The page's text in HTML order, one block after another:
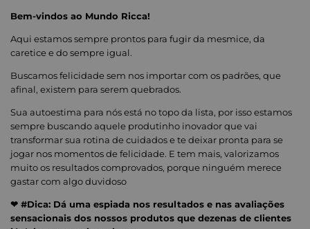
Bem-vindos ao Mundo Ricca!
Aqui estamos sempre prontos para fugir da mesmice, da
caretice e do sempre igual.
Buscamos felicidade sem nos importar com os padrões, que
afinal, existem para serem quebrados.
Sua autoestima para nós está no topo da lista, por isso estamos
sempre buscando aquele produtinho inovador que vai
transformar sua rotina de cuidados e te deixar pronta para se
jogar nos momentos de felicidade. E tem mais, valorizamos
muito os resultados comprovados, porque ninguém merece
gastar com algo duvidoso
❤ #Dica: Dá uma espiada nos resultados e nas avaliações
sensacionais dos nossos produtos que dezenas de clientes